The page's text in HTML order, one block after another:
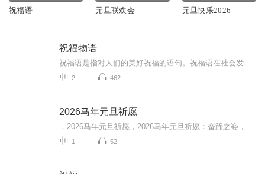
祝福语 元旦联欢会 元旦快乐2026
祝福物语
2 462
2026马年元旦祈愿
1 52